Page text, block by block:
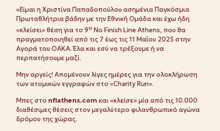
«Είμαι η Χριστίνα Παπαδοπούλου ασημένια Παγκόσμια
Πρωταθλήτρια βάδην με την Εθνική Ομάδα και έχω ήδη
«κλείσει» θέση για το 9ο No Finish Line Athens, που θα
πραγματοποιηθεί από τις 7 έως τις 11 Μαΐου 2025 στην
Αγορά του ΟΑΚΑ. Έλα και εσύ να τρέξουμε ή να
περπατήσουμε μαζί.
Μην αργείς! Απομένουν λίγες ημέρες για την ολοκλήρωση
των ατομικών εγγραφών στο «Charity Run».
Μπες στο nflathens.com και «κλείσε» μία από τις 10.000
διαθέσιμες θέσεις στον μεγαλύτερο φιλανθρωπικό αγώνα
δρόμου της χώρας.